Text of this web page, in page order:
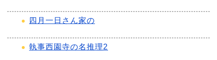
四月一日さん家の
執事西園寺の名推理2